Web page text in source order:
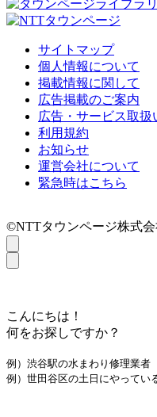
サイトマップ
個人情報について
掲載情報に関して
広告掲載のご案内
広告・サービス取扱
利用規約
お知らせ
運営会社について
緊急時はこちら
©NTTタウンページ株式会
こんにちは！
何をお探しですか？
例）渋谷駅の水まわり修理業者
例）世田谷区の土日にやってい